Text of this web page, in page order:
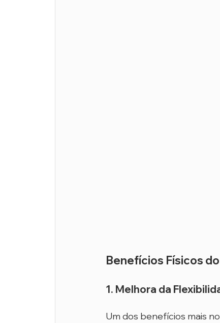
Benefícios Físicos
1. Melhora da
Um dos benefícios mais